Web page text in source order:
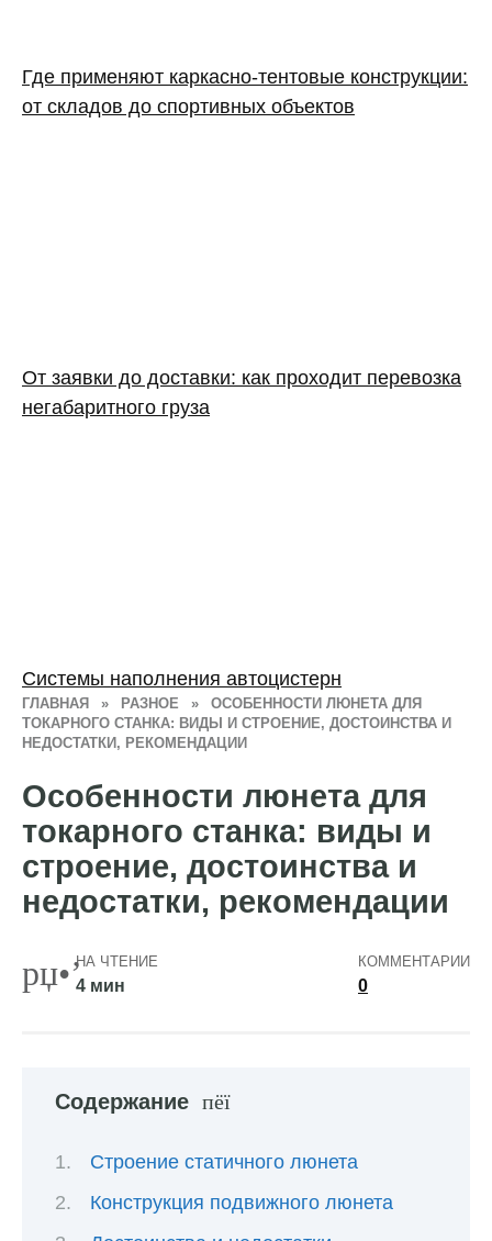
ГЛАВНАЯ » РАЗНОЕ »
ОСОБЕННОСТИ ЛЮНЕТА ДЛЯ
ТОКАРНОГО СТАНКА: ВИДЫ И СТРОЕНИЕ, ДОСТОИНСТВА И
НЕДОСТАТКИ, РЕКОМЕНДАЦИИ
Особенности люнета для
токарного станка: виды и
строение, достоинства и
недостатки, рекомендации
НА ЧТЕНИЕ
4 мин
КОММЕНТАРИИ
0
Содержание
Строение статичного люнета
Конструкция подвижного люнета
Где применяют каркасно‑тентовые конструкции:
от складов до спортивных объектов
От заявки до доставки: как проходит перевозка
негабаритного груза
Системы наполнения автоцистерн